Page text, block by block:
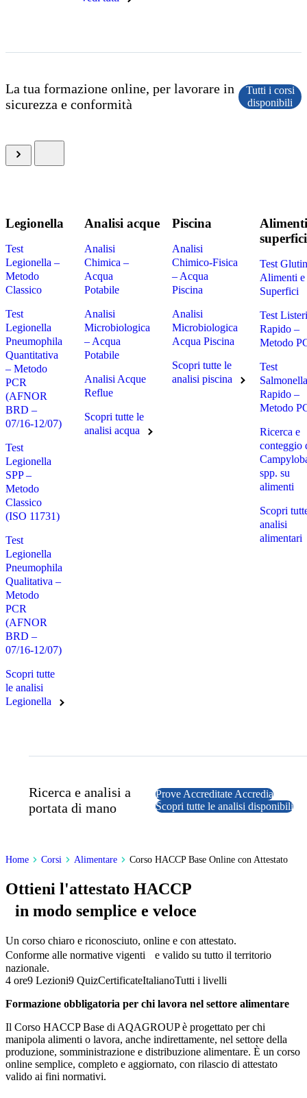
La tua formazione online, per lavorare in
sicurezza e conformità
Tutti i corsi
disponibili
Legionella
Test
Legionella –
Metodo
Classico
Test
Legionella
Pneumophila
Quantitativa
– Metodo
PCR
(AFNOR
BRD –
07/16-12/07)
Test
Legionella
SPP –
Metodo
Classico
(ISO 11731)
Test
Legionella
Pneumophila
Qualitativa –
Metodo
PCR
(AFNOR
BRD –
07/16-12/07)
Scopri tutte
le analisi
Legionella
Analisi acque
Analisi
Chimica –
Acqua
Potabile
Analisi
Microbiologica
– Acqua
Potabile
Analisi Acque
Reflue
Scopri tutte le
analisi acqua
Piscina
Analisi
Chimico-Fisica
– Acqua
Piscina
Analisi
Microbiologica
Acqua Piscina
Scopri tutte le
analisi piscina
superfici
Test
Alimenti e
Superfici
Test
Rapido –
Metodo
Test
Salmonella
Rapido –
Metodo
Ricerca e
conteggio
spp. su
alimenti
Scopri
analisi
alimentari
Ricerca e analisi a
portata di mano
Prove Accreditate Accredia
Scopri tutte le analisi disponibili
Home Corsi Alimentare Corso HACCP Base Online con Attestato
Ottieni l'attestato HACCP
in modo semplice e veloce
Un corso chiaro e riconosciuto, online e con attestato.
Conforme alle normative vigenti e valido su tutto il territorio
nazionale.
4 ore9 Lezioni9 QuizCertificateItalianoTutti i livelli
Formazione obbligatoria per chi lavora nel settore alimentare
Il Corso HACCP Base di AQAGROUP è progettato per chi
manipola alimenti o lavora, anche indirettamente, nel settore della
produzione, somministrazione e distribuzione alimentare. È un corso
online semplice, completo e aggiornato, con rilascio di attestato
valido ai fini normativi.